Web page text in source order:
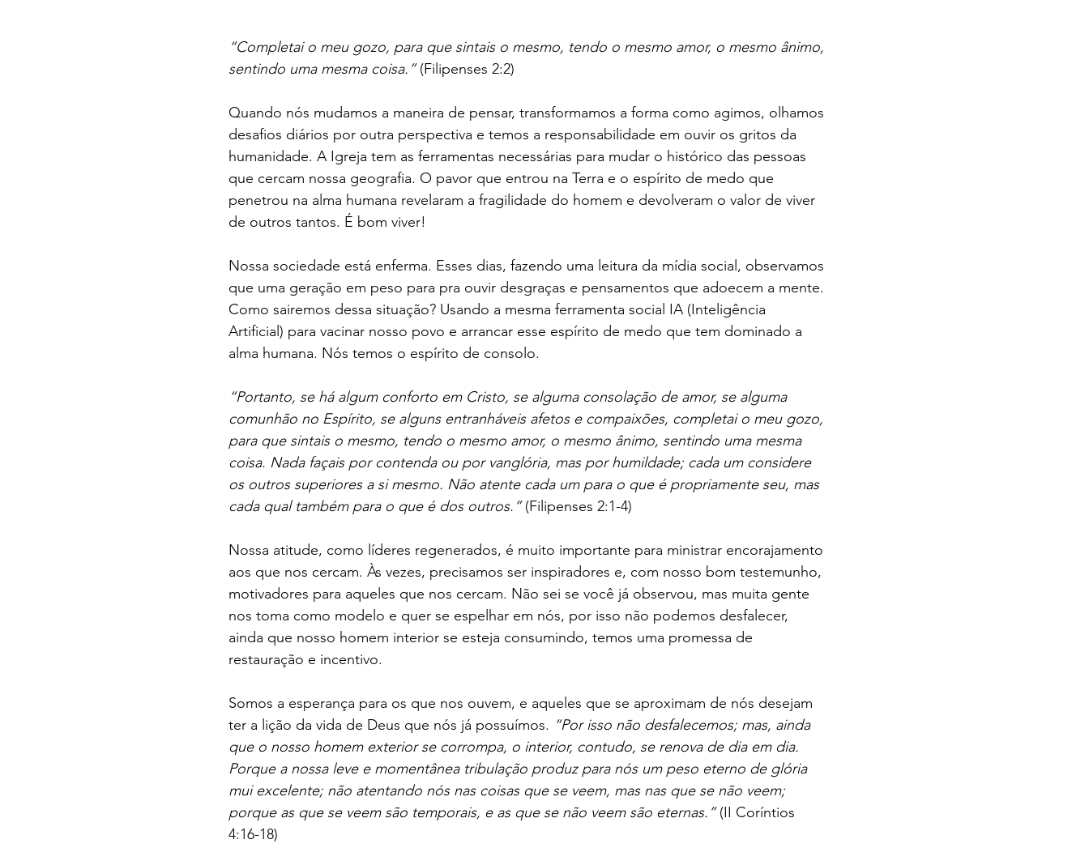
“Completai o meu gozo, para que sintais o mesmo, tendo o mesmo amor, o mesmo ânimo,
sentindo uma mesma coisa.” (Filipenses 2:2)
Quando nós mudamos a maneira de pensar, transformamos a forma como agimos, olhamos
desafios diários por outra perspectiva e temos a responsabilidade em ouvir os gritos da
humanidade. A Igreja tem as ferramentas necessárias para mudar o histórico das pessoas
que cercam nossa geografia. O pavor que entrou na Terra e o espírito de medo que
penetrou na alma humana revelaram a fragilidade do homem e devolveram o valor de viver
de outros tantos. É bom viver!
Nossa sociedade está enferma. Esses dias, fazendo uma leitura da mídia social, observamos
que uma geração em peso para pra ouvir desgraças e pensamentos que adoecem a mente.
Como sairemos dessa situação? Usando a mesma ferramenta social IA (Inteligência
Artificial) para vacinar nosso povo e arrancar esse espírito de medo que tem dominado a
alma humana. Nós temos o espírito de consolo.
“Portanto, se há algum conforto em Cristo, se alguma consolação de amor, se alguma
comunhão no Espírito, se alguns entranháveis afetos e compaixões, completai o meu gozo,
para que sintais o mesmo, tendo o mesmo amor, o mesmo ânimo, sentindo uma mesma
coisa. Nada façais por contenda ou por vanglória, mas por humildade; cada um considere
os outros superiores a si mesmo. Não atente cada um para o que é propriamente seu, mas
cada qual também para o que é dos outros.” (Filipenses 2:1-4)
Nossa atitude, como líderes regenerados, é muito importante para ministrar encorajamento
aos que nos cercam. Às vezes, precisamos ser inspiradores e, com nosso bom testemunho,
motivadores para aqueles que nos cercam. Não sei se você já observou, mas muita gente
nos toma como modelo e quer se espelhar em nós, por isso não podemos desfalecer,
ainda que nosso homem interior se esteja consumindo, temos uma promessa de
restauração e incentivo.
Somos a esperança para os que nos ouvem, e aqueles que se aproximam de nós desejam
ter a lição da vida de Deus que nós já possuímos. “Por isso não desfalecemos; mas, ainda
que o nosso homem exterior se corrompa, o interior, contudo, se renova de dia em dia.
Porque a nossa leve e momentânea tribulação produz para nós um peso eterno de glória
mui excelente; não atentando nós nas coisas que se veem, mas nas que se não veem;
porque as que se veem são temporais, e as que se não veem são eternas.” (II Coríntios
4:16-18)